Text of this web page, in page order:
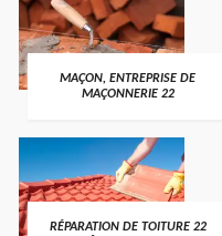
MAÇON, ENTREPRISE DE
MAÇONNERIE 22
RÉPARATION DE TOITURE 22